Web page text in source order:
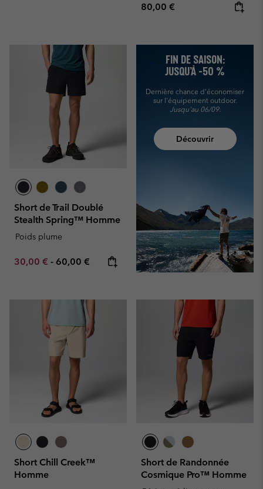
Regular price:
80,00 €
Short de Trail Doublé
Stealth Spring™ Homme
Poids plume
Minimum sale price:
30,00 € - Maximum price:
60,00 €
FIN DE SAISON:
JUSQU’À -50 %
Dernière chance d'économiser
sur l'équipement outdoor.
Jusqu'au 06/09.
Découvrir
Short Chill Creek™
Homme
Short de Randonnée
Cosmique Pro™ Homme